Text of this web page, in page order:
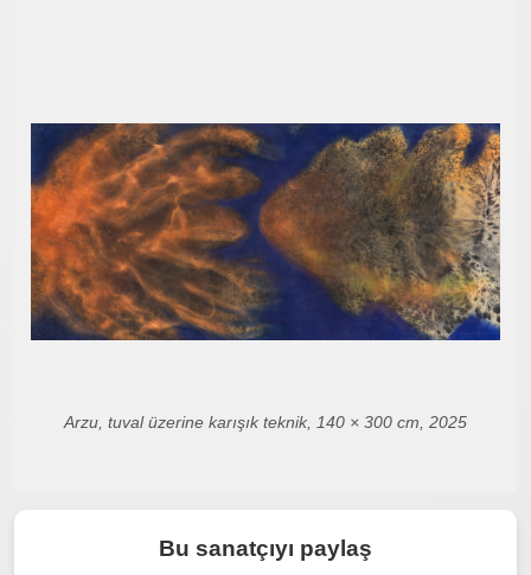
Arzu, tuval üzerine karışık teknik, 140 × 300 cm, 2025
Bu sanatçıyı paylaş